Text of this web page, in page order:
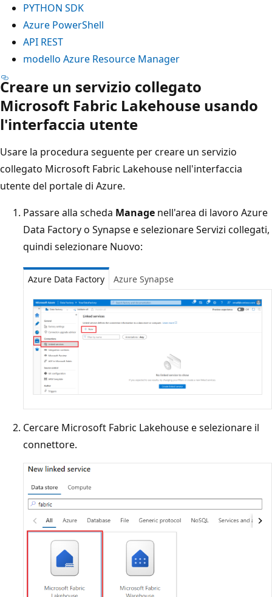
PYTHON SDK
Azure PowerShell
API REST
modello Azure Resource Manager
Creare un servizio collegato
Microsoft Fabric Lakehouse usando
l'interfaccia utente
Usare la procedura seguente per creare un servizio
collegato Microsoft Fabric Lakehouse nell'interfaccia
utente del portale di Azure.
Passare alla scheda Manage nell'area di lavoro Azure
Data Factory o Synapse e selezionare Servizi collegati,
quindi selezionare Nuovo:
Azure Data Factory Azure Synapse
Cercare Microsoft Fabric Lakehouse e selezionare il
connettore.